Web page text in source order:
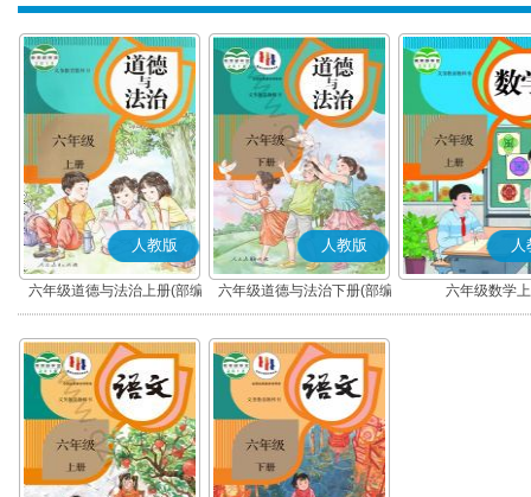
人教版
六年级道德与法治上册(部编
版)
人教版
六年级道德与法治下册(部编
版)
人
六年级数学